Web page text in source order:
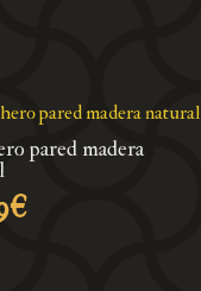
pared madera
€